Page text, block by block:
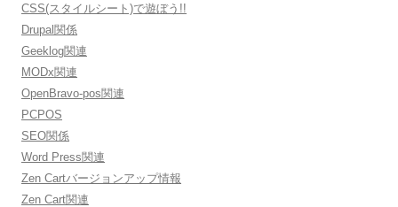
CSS(スタイルシート)で遊ぼう!!
Drupal関係
Geeklog関連
MODx関連
OpenBravo-pos関連
PCPOS
SEO関係
Word Press関連
Zen Cartバージョンアップ情報
Zen Cart関連